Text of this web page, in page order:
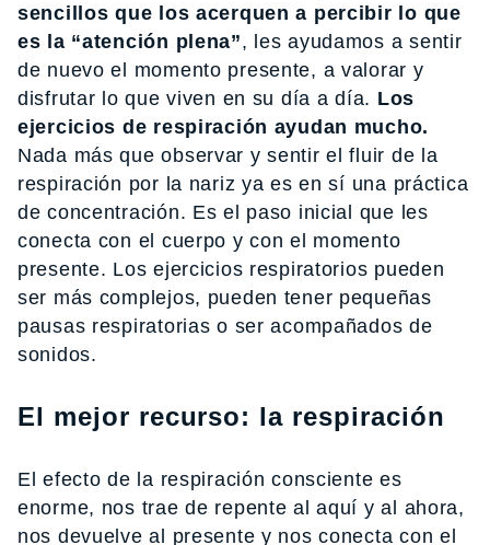
sencillos que los acerquen a percibir lo que
es la “atención plena”, les ayudamos a sentir
de nuevo el momento presente, a valorar y
disfrutar lo que viven en su día a día. Los
ejercicios de respiración ayudan mucho.
Nada más que observar y sentir el fluir de la
respiración por la nariz ya es en sí una práctica
de concentración. Es el paso inicial que les
conecta con el cuerpo y con el momento
presente. Los ejercicios respiratorios pueden
ser más complejos, pueden tener pequeñas
pausas respiratorias o ser acompañados de
sonidos.
El mejor recurso: la respiración
El efecto de la respiración consciente es
enorme, nos trae de repente al aquí y al ahora,
nos devuelve al presente y nos conecta con el